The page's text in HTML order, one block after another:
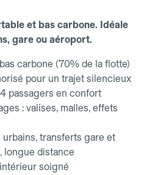
et bas carbone. Idéale
gare ou aéroport.
carbone (70% de la flotte)
pour un trajet silencieux
passagers en confort
: valises, malles, effets
urbains, transferts gare et
longue distance
soigné